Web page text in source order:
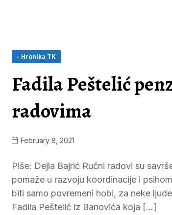
- Hronika TK
Fadila Peštelić
radovima
February 8, 2021
Piše: Dejla Bajrić Ručni radovi su
pomaže u razvoju koordinacije i
biti samo povremeni hobi, za neke
Fadila Peštelić iz Banovića koja […]